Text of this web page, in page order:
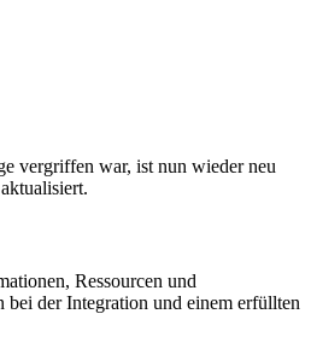
vergriffen war, ist nun wieder neu
Ressourcen und
bei der Integration und einem erfüllten